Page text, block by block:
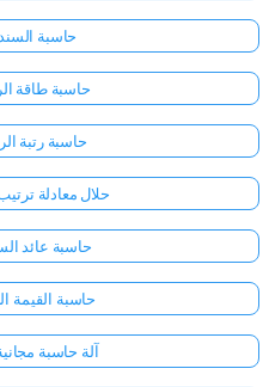
حاسبة
حاسبة طاقة
حاسبة رتبة
حلال معادلة
حاسبة عائد
حاسبة القيمة
آلة حاسبة